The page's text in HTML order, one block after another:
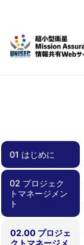
01 はじめに
01.00 はじめに
02 プロジェク
トマネージメン
ト
02.00 プロジェ
クトマネージメ